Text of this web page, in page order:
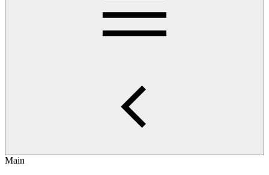
Main